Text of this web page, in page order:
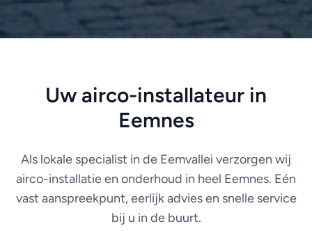
Uw airco-installateur in
Eemnes
Als lokale specialist in de Eemvallei verzorgen wij
airco-installatie en onderhoud in heel Eemnes. Eén
vast aanspreekpunt, eerlijk advies en snelle service
bij u in de buurt.